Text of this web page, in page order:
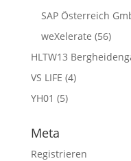
SAP Österreich
weXelerate (56)
HLTW13
VS LIFE (4)
YH01 (5)
Meta
Registrieren